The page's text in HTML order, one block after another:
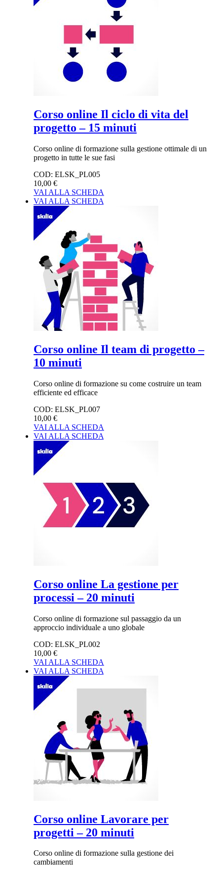
Corso online Il ciclo di vita del
progetto – 15 minuti
Corso online di formazione sulla gestione ottimale di un
progetto in tutte le sue fasi
COD: ELSK_PL005
10,00 €
VAI ALLA SCHEDA
VAI ALLA SCHEDA
Corso online Il team di progetto –
10 minuti
Corso online di formazione su come costruire un team
efficiente ed efficace
COD: ELSK_PL007
10,00 €
VAI ALLA SCHEDA
VAI ALLA SCHEDA
Corso online La gestione per
processi – 20 minuti
Corso online di formazione sul passaggio da un
approccio individuale a uno globale
COD: ELSK_PL002
10,00 €
VAI ALLA SCHEDA
VAI ALLA SCHEDA
Corso online Lavorare per
progetti – 20 minuti
Corso online di formazione sulla gestione dei
cambiamenti